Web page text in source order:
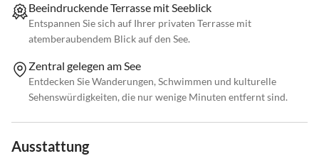
Beeindruckende Terrasse mit Seeblick
Entspannen Sie sich auf Ihrer privaten Terrasse mit
atemberaubendem Blick auf den See.
Zentral gelegen am See
Entdecken Sie Wanderungen, Schwimmen und kulturelle
Sehenswürdigkeiten, die nur wenige Minuten entfernt sind.
Ausstattung